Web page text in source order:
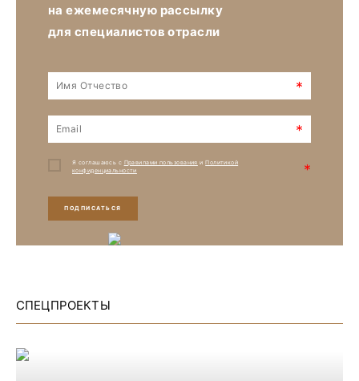
на ежемесячную рассылку
для специалистов отрасли
*
*
Я соглашаюсь с Правилами пользования иПолитикой
конфиденциальности
*
ПОДПИСАТЬСЯ
СПЕЦПРОЕКТЫ